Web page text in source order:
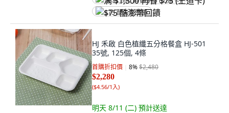
$75 酷澎幣回饋
HJ 禾啟 白色植纖五分格餐盒 HJ-501
35號, 125個, 4條
首購折扣價 8%$2,480
$2,280
($4.56/1入)
明天 8/11 (二) 預計送達